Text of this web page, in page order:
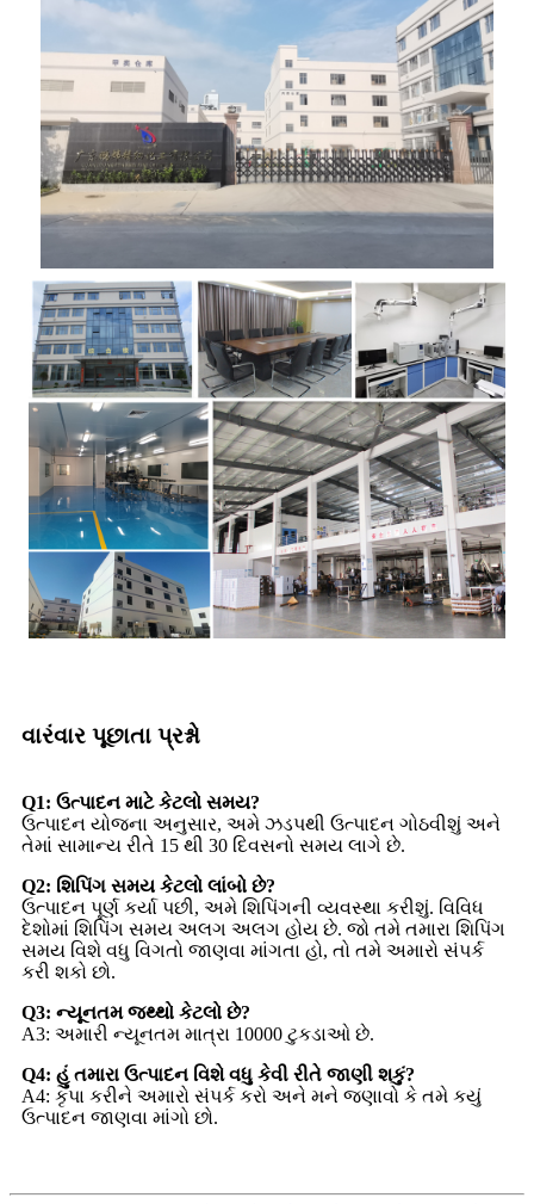
વારંવાર પૂછાતા પ્રશ્નો
Q1: ઉત્પાદન માટે કેટલો સમય?
ઉત્પાદન યોજના અનુસાર, અમે ઝડપથી ઉત્પાદન ગોઠવીશું અને
તેમાં સામાન્ય રીતે 15 થી 30 દિવસનો સમય લાગે છે.
Q2: શિપિંગ સમય કેટલો લાંબો છે?
ઉત્પાદન પૂર્ણ કર્યા પછી, અમે શિપિંગની વ્યવસ્થા કરીશું. વિવિધ
દેશોમાં શિપિંગ સમય અલગ અલગ હોય છે. જો તમે તમારા શિપિંગ
સમય વિશે વધુ વિગતો જાણવા માંગતા હો, તો તમે અમારો સંપર્ક
કરી શકો છો.
Q3: ન્યૂનતમ જથ્થો કેટલો છે?
A3: અમારી ન્યૂનતમ માત્રા 10000 ટુકડાઓ છે.
Q4: હું તમારા ઉત્પાદન વિશે વધુ કેવી રીતે જાણી શકું?
A4: કૃપા કરીને અમારો સંપર્ક કરો અને મને જણાવો કે તમે કયું
ઉત્પાદન જાણવા માંગો છો.